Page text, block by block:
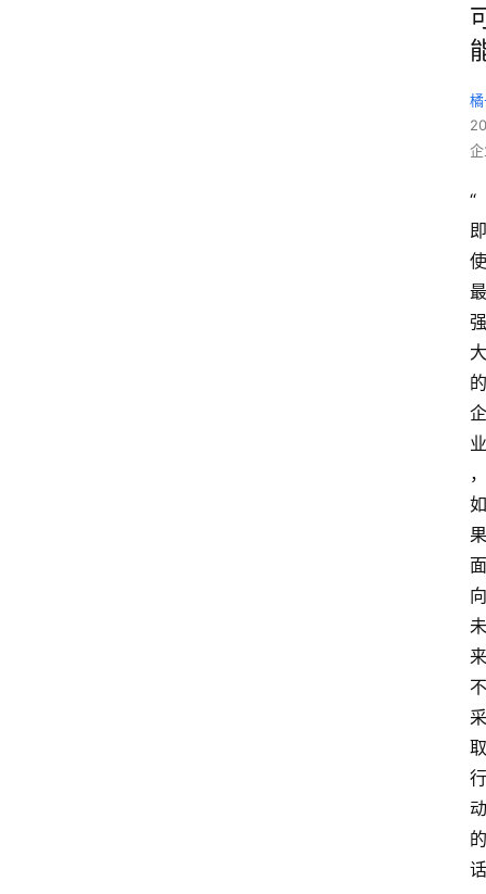
“
即
使
最
强
大
的
企
业
，
如
果
面
向
未
来
不
采
取
行
动
的
话